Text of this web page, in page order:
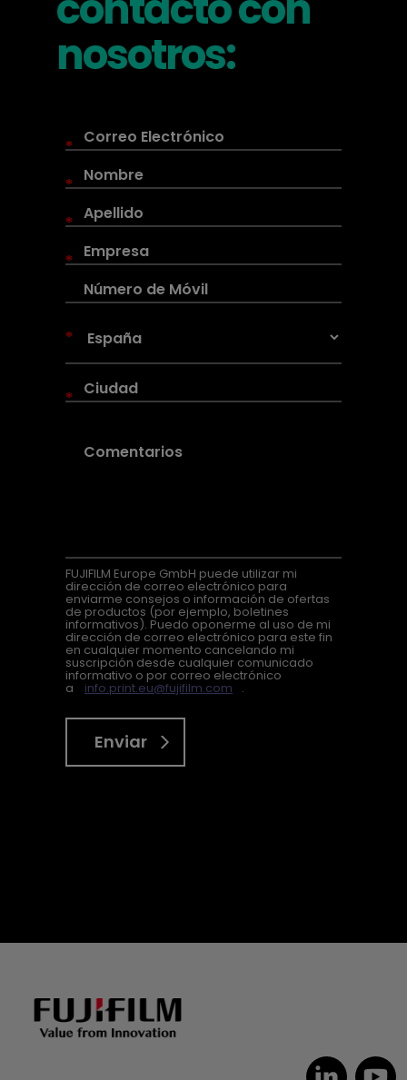
nosotros:
*
*
*
*
*
*
FUJIFILM Europe GmbH puede utilizar mi
dirección de correo electrónico para
enviarme consejos o información de ofertas
de productos (por ejemplo, boletines
informativos). Puedo oponerme al uso de mi
dirección de correo electrónico para este fin
en cualquier momento cancelando mi
suscripción desde cualquier comunicado
informativo o por correo electrónico
a info.print.eu@fujifilm.com .
Enviar